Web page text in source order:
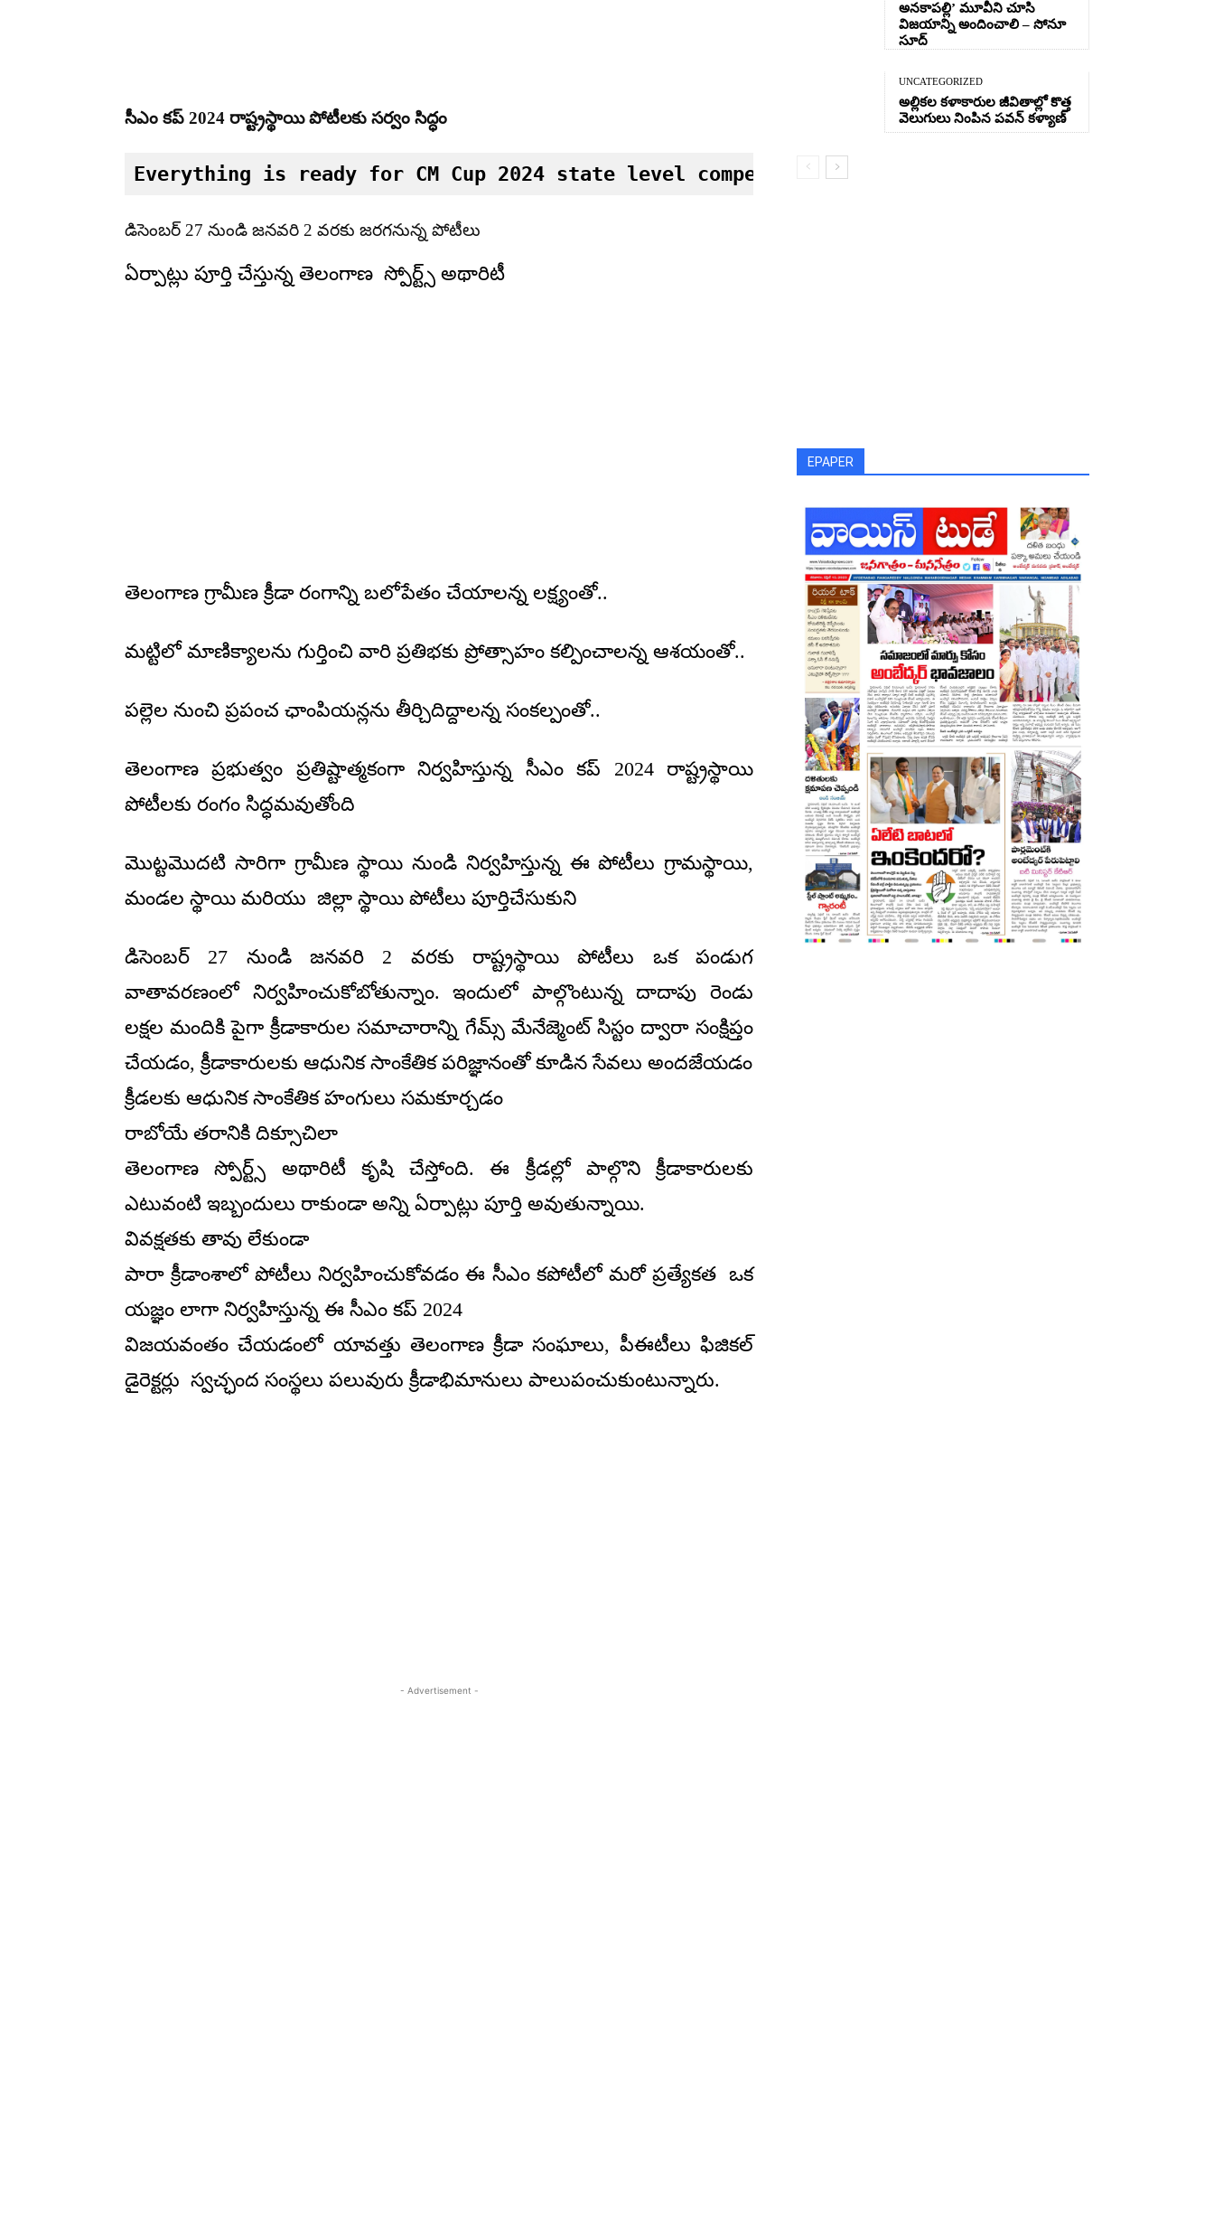
సీఎం కప్ 2024 రాష్ట్రస్థాయి పోటీలకు సర్వం సిద్ధం
Everything is ready for CM Cup 2024 state level competition
డిసెంబర్ 27 నుండి జనవరి 2 వరకు జరగనున్న పోటీలు
ఏర్పాట్లు పూర్తి చేస్తున్న తెలంగాణ స్పోర్ట్స్ అథారిటీ
తెలంగాణ గ్రామీణ క్రీడా రంగాన్ని బలోపేతం చేయాలన్న లక్ష్యంతో..
మట్టిలో మాణిక్యాలను గుర్తించి వారి ప్రతిభకు ప్రోత్సాహం కల్పించాలన్న ఆశయంతో..
పల్లెల నుంచి ప్రపంచ ఛాంపియన్లను తీర్చిదిద్దాలన్న సంకల్పంతో..
తెలంగాణ ప్రభుత్వం ప్రతిష్టాత్మకంగా నిర్వహిస్తున్న సీఎం కప్ 2024 రాష్ట్రస్థాయి
పోటీలకు రంగం సిద్ధమవుతోంది
మొట్టమొదటి సారిగా గ్రామీణ స్థాయి నుండి నిర్వహిస్తున్న ఈ పోటీలు గ్రామస్థాయి,
మండల స్థాయి మరియు జిల్లా స్థాయి పోటీలు పూర్తిచేసుకుని
డిసెంబర్ 27 నుండి జనవరి 2 వరకు రాష్ట్రస్థాయి పోటీలు ఒక పండుగ
వాతావరణంలో నిర్వహించుకోబోతున్నాం. ఇందులో పాల్గొంటున్న దాదాపు రెండు
లక్షల మందికి పైగా క్రీడాకారుల సమాచారాన్ని గేమ్స్ మేనేజ్మెంట్ సిస్టం ద్వారా సంక్షిప్తం
చేయడం, క్రీడాకారులకు ఆధునిక సాంకేతిక పరిజ్ఞానంతో కూడిన సేవలు అందజేయడం
క్రీడలకు ఆధునిక సాంకేతిక హంగులు సమకూర్చడం
రాబోయే తరానికి దిక్సూచిలా
తెలంగాణ స్పోర్ట్స్ అథారిటీ కృషి చేస్తోంది. ఈ క్రీడల్లో పాల్గొని క్రీడాకారులకు
ఎటువంటి ఇబ్బందులు రాకుండా అన్ని ఏర్పాట్లు పూర్తి అవుతున్నాయి.
వివక్షతకు తావు లేకుండా
పారా క్రీడాంశాలో పోటీలు నిర్వహించుకోవడం ఈ సీఎం కపోటీలో మరో ప్రత్యేకత ఒక
యజ్ఞం లాగా నిర్వహిస్తున్న ఈ సీఎం కప్ 2024
విజయవంతం చేయడంలో యావత్తు తెలంగాణ క్రీడా సంఘాలు, పీఈటీలు ఫిజికల్
డైరెక్టర్లు స్వచ్ఛంద సంస్థలు పలువురు క్రీడాభిమానులు పాలుపంచుకుంటున్నారు.
- Advertisement -
అనకాపల్లి’ మూవీని చూసి
విజయాన్ని అందించాలి – సోనూ
సూద్
UNCATEGORIZED
అల్లికల కళాకారుల జీవితాల్లో కొత్త
వెలుగులు నింపిన పవన్ కళ్యాణ్
EPAPER